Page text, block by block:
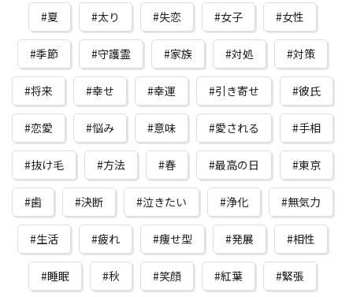
夏 太り 失恋 女子 女性
季節 守護霊 家族 対処 対策
将来 幸せ 幸運 引き寄せ 彼氏
恋愛 悩み 意味 愛される 手相
抜け毛 方法 春 最高の日 東京
歯 決断 泣きたい 浄化 無気力
生活 疲れ 痩せ型 発展 相性
睡眠 秋 笑顔 紅葉 緊張